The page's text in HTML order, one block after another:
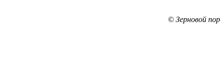
© Зерновой